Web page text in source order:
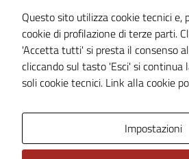
Media policy
Note legali
Dichiarazione di accessibilità
Piano di miglioramento del sito
Questo sito utilizza cookie tecnici e,
cookie di profilazione di terze parti.
'Accetta tutti' si presta il consenso
cliccando sul tasto 'Esci' si continua
soli cookie tecnici. Link alla cookie
Impostazioni